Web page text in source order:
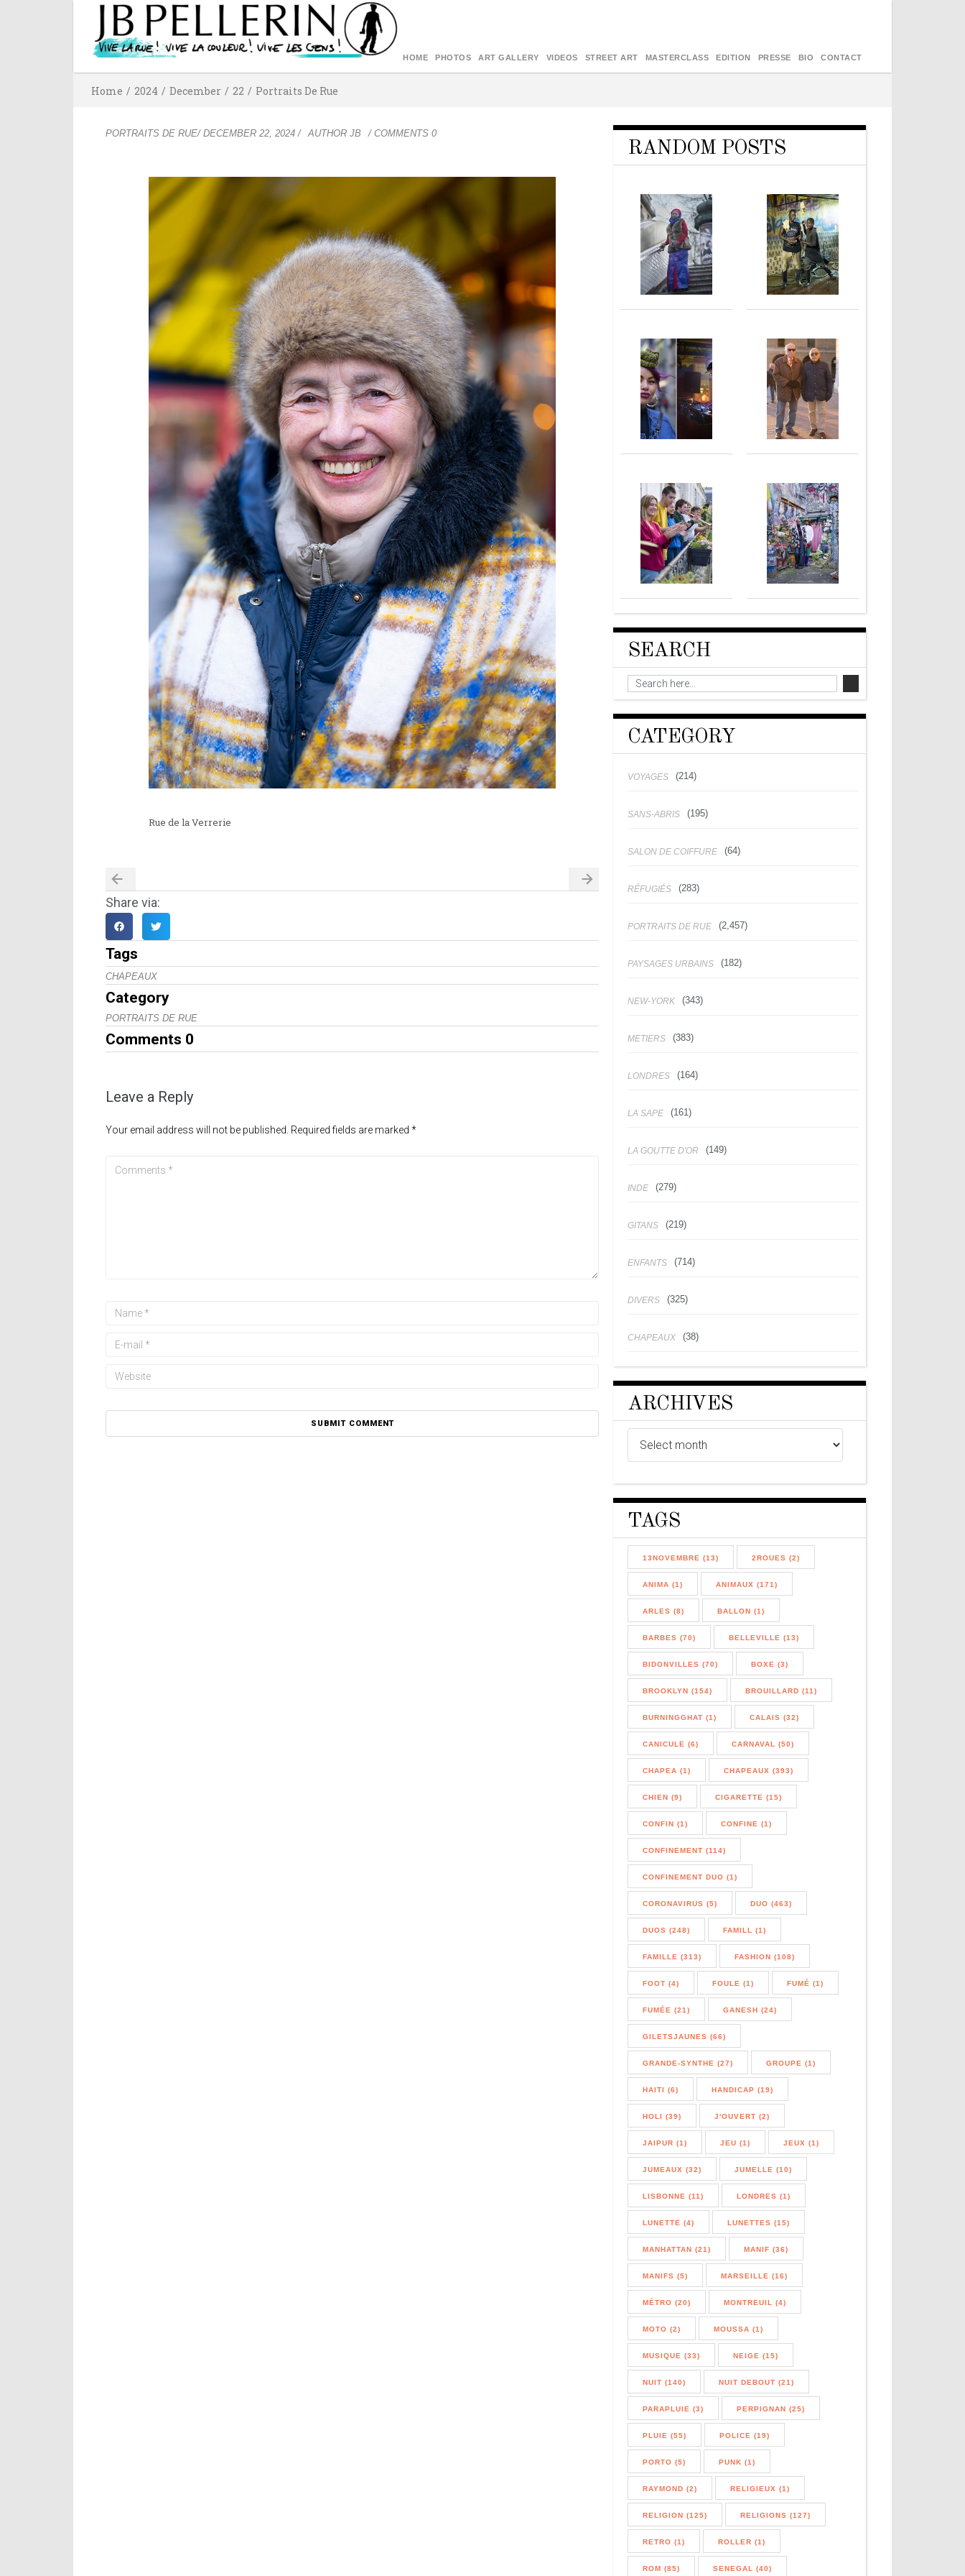
HOME PHOTOS ART GALLERY VIDEOS STREET ART MASTERCLASS EDITION PRESSE BIO CONTACT
Home / 2024 / December / 22 / Portraits De Rue
PORTRAITS DE RUE/ DECEMBER 22, 2024 / AUTHOR JB / COMMENTS 0
Rue de la Verrerie
Share via:
Tags
CHAPEAUX
Category
PORTRAITS DE RUE
Comments 0
Leave a Reply
Your email address will not be published. Required fields are marked *
RANDOM POSTS
SEARCH
CATEGORY
VOYAGES (214)
SANS-ABRIS (195)
SALON DE COIFFURE (64)
RÉFUGIÉS (283)
PORTRAITS DE RUE (2,457)
PAYSAGES URBAINS (182)
NEW-YORK (343)
METIERS (383)
LONDRES (164)
LA SAPE (161)
LA GOUTTE D'OR (149)
INDE (279)
GITANS (219)
ENFANTS (714)
DIVERS (325)
CHAPEAUX (38)
ARCHIVES
TAGS
13NOVEMBRE (13) 2ROUES (2)
ANIMA (1) ANIMAUX (171)
ARLES (8) BALLON (1)
BARBES (70) BELLEVILLE (13)
BIDONVILLES (70) BOXE (3)
BROOKLYN (154) BROUILLARD (11)
BURNINGGHAT (1) CALAIS (32)
CANICULE (6) CARNAVAL (50)
CHAPEA (1) CHAPEAUX (393)
CHIEN (9) CIGARETTE (15)
CONFIN (1) CONFINE (1)
CONFINEMENT (114)
CONFINEMENT DUO (1)
CORONAVIRUS (5) DUO (463)
DUOS (248) FAMILL (1)
FAMILLE (313) FASHION (108)
FOOT (4) FOULE (1) FUMÉ (1)
FUMÉE (21) GANESH (24)
GILETSJAUNES (66)
GRANDE-SYNTHE (27) GROUPE (1)
HAITI (6) HANDICAP (19)
HOLI (39) J'OUVERT (2)
JAIPUR (1) JEU (1) JEUX (1)
JUMEAUX (32) JUMELLE (10)
LISBONNE (11) LONDRES (1)
LUNETTE (4) LUNETTES (15)
MANHATTAN (21) MANIF (36)
MANIFS (5) MARSEILLE (16)
MÉTRO (20) MONTREUIL (4)
MOTO (2) MOUSSA (1)
MUSIQUE (33) NEIGE (15)
NUIT (140) NUIT DEBOUT (21)
PARAPLUIE (3) PERPIGNAN (25)
PLUIE (55) POLICE (19)
PORTO (5) PUNK (1)
RAYMOND (2) RELIGIEUX (1)
RELIGION (125) RELIGIONS (127)
RETRO (1) ROLLER (1)
ROM (85) SENEGAL (40)